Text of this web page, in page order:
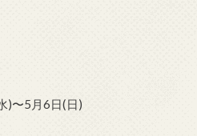
)〜5月6日(日)